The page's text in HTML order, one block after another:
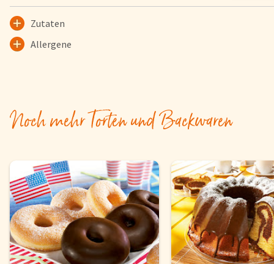
Warenkorb
Login
Impressum
Zutaten
Allergene
Noch mehr Torten und Backwaren